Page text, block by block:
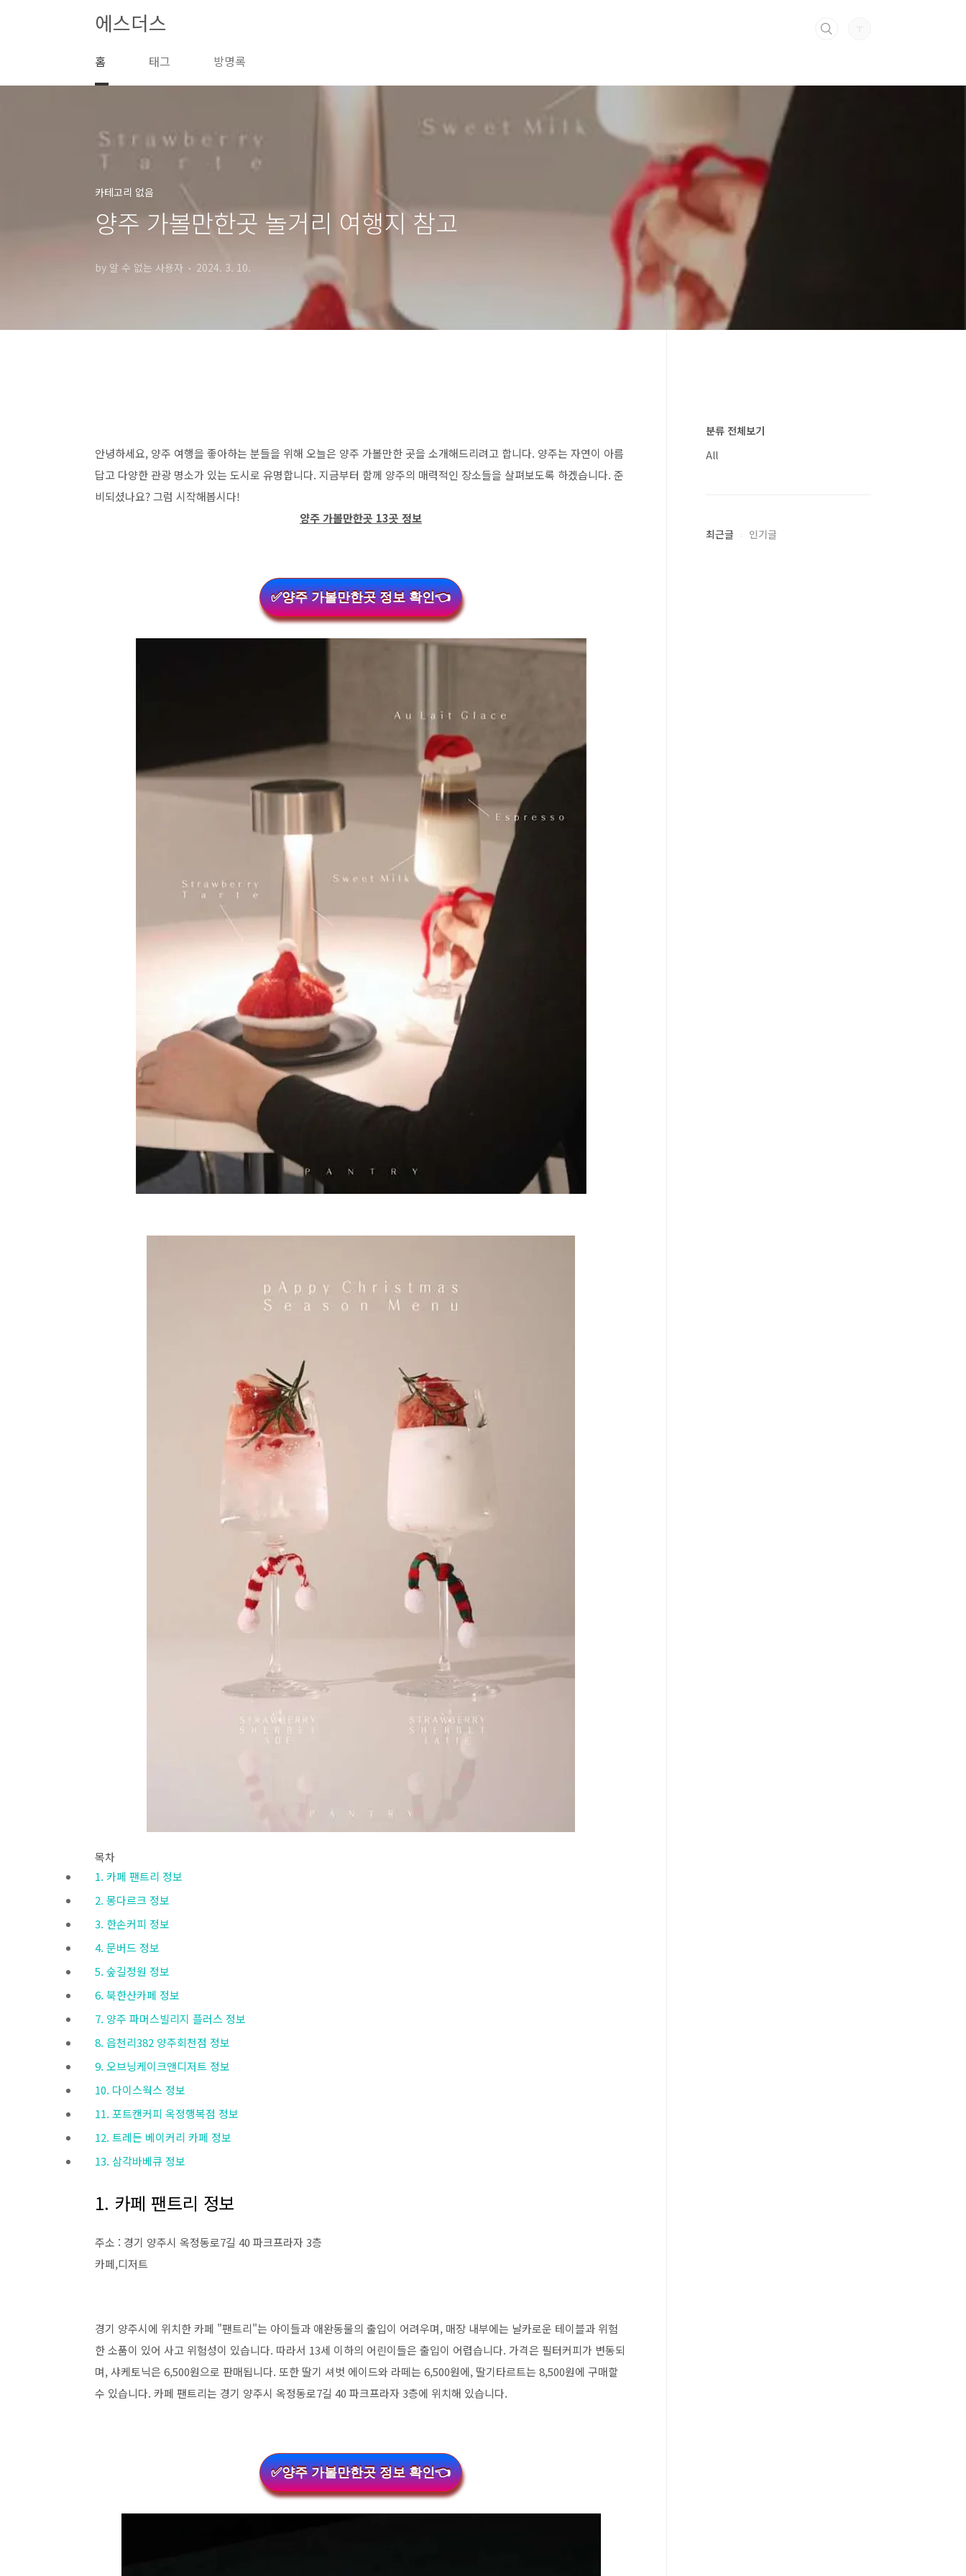
에스더스
홈 태그 방명록
카테고리 없음
양주 가볼만한곳 놀거리 여행지 참고
by 알 수 없는 사용자 2024. 3. 10.
안녕하세요, 양주 여행을 좋아하는 분들을 위해 오늘은 양주 가볼만한 곳을 소개해드리려고 합니다. 양주는 자연이 아름
답고 다양한 관광 명소가 있는 도시로 유명합니다. 지금부터 함께 양주의 매력적인 장소들을 살펴보도록 하겠습니다. 준
비되셨나요? 그럼 시작해봅시다!
양주 가볼만한곳 13곳 정보
✅양주 가볼만한곳 정보 확인👈
목차
1. 카페 팬트리 정보
2. 몽다르크 정보
3. 한손커피 정보
4. 문버드 정보
5. 숲길정원 정보
6. 북한산카페 정보
7. 양주 파머스빌리지 플러스 정보
8. 읍천리382 양주회천점 정보
9. 오브닝케이크앤디저트 정보
10. 다이스웍스 정보
11. 포트캔커피 옥정행복점 정보
12. 트레든 베이커리 카페 정보
13. 삼각바베큐 정보
1. 카페 팬트리 정보
주소 : 경기 양주시 옥정동로7길 40 파크프라자 3층
카페,디저트
경기 양주시에 위치한 카페 "팬트리"는 아이들과 애완동물의 출입이 어려우며, 매장 내부에는 날카로운 테이블과 위험
한 소품이 있어 사고 위험성이 있습니다. 따라서 13세 이하의 어린이들은 출입이 어렵습니다. 가격은 필터커피가 변동되
며, 샤케토닉은 6,500원으로 판매됩니다. 또한 딸기 셔벗 에이드와 라떼는 6,500원에, 딸기타르트는 8,500원에 구매할
수 있습니다. 카페 팬트리는 경기 양주시 옥정동로7길 40 파크프라자 3층에 위치해 있습니다.
✅양주 가볼만한곳 정보 확인👈
분류 전체보기
All
최근글 인기글